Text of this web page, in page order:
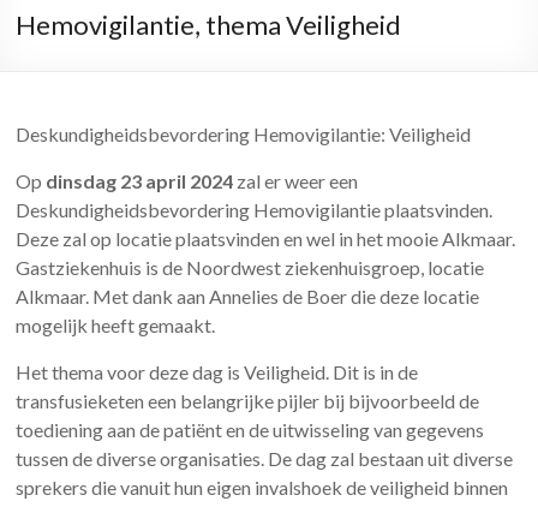
Hemovigilantie, thema Veiligheid
Deskundigheidsbevordering Hemovigilantie: Veiligheid
Op dinsdag 23 april 2024 zal er weer een
Deskundigheidsbevordering Hemovigilantie plaatsvinden.
Deze zal op locatie plaatsvinden en wel in het mooie Alkmaar.
Gastziekenhuis is de Noordwest ziekenhuisgroep, locatie
Alkmaar. Met dank aan Annelies de Boer die deze locatie
mogelijk heeft gemaakt.
Het thema voor deze dag is Veiligheid. Dit is in de
transfusieketen een belangrijke pijler bij bijvoorbeeld de
toediening aan de patiënt en de uitwisseling van gegevens
tussen de diverse organisaties. De dag zal bestaan uit diverse
sprekers die vanuit hun eigen invalshoek de veiligheid binnen